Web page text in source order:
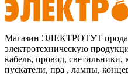
Магазин ЭЛЕКТРОТУТ
электротехническую
кабель, провод,
пускатели, пра , лампы,